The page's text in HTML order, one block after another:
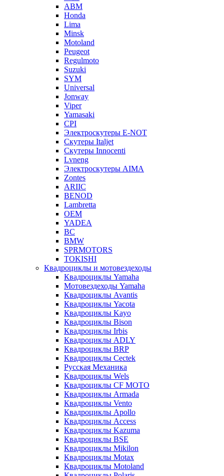
ABM
Honda
Lima
Minsk
Motoland
Peugeot
Regulmoto
Suzuki
SYM
Universal
Jonway
Viper
Yamasaki
CPI
Электроскутеры E-NOT
Скутеры Italjet
Скутеры Innocenti
Lvneng
Электроскутеры AIMA
Zontes
ARIIC
BENOD
Lambretta
OEM
YADEA
BC
BMW
SPRMOTORS
TOKISHI
Квадроциклы и мотовездеходы
Квадроциклы Yamaha
Мотовездеходы Yamaha
Квадроциклы Avantis
Квадроциклы Yacota
Квадроциклы Kayo
Квадроциклы Bison
Квадроциклы Irbis
Квадроциклы ADLY
Квадроциклы BRP
Квадроциклы Cectek
Русская Механика
Квадроциклы Wels
Квадроциклы CF MOTO
Квадроциклы Armada
Квадроциклы Vento
Квадроциклы Apollo
Квадроциклы Access
Квадроциклы Kazuma
Квадроциклы BSE
Квадроциклы Mikilon
Квадроциклы Motax
Квадроциклы Motoland